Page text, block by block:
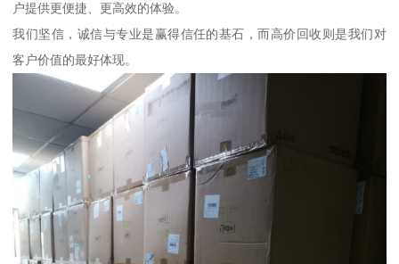
户提供更便捷、更高效的体验。
我们坚信，诚信与专业是赢得信任的基石，而高价回收则是我们对
客户价值的最好体现。